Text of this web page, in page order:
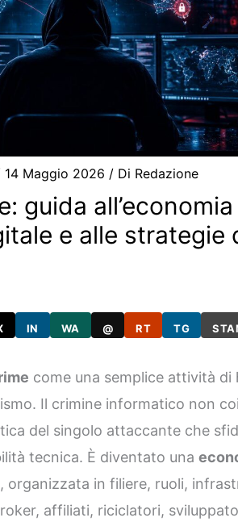
14 Maggio 2026 / Di Redazione
guida
e alle strategie
IN WA @ RT TG
come una semplice attività di
Il crimine informatico non
del singolo attaccante che
tecnica. È diventato una
, organizzata in filiere, ruoli,
affiliati, riciclatori,